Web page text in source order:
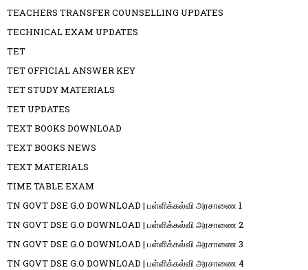
TEACHERS TRANSFER COUNSELLING UPDATES
TECHNICAL EXAM UPDATES
TET
TET OFFICIAL ANSWER KEY
TET STUDY MATERIALS
TET UPDATES
TEXT BOOKS DOWNLOAD
TEXT BOOKS NEWS
TEXT MATERIALS
TIME TABLE EXAM
TN GOVT DSE G.O DOWNLOAD | பள்ளிக்கல்வி அரசாணை 1
TN GOVT DSE G.O DOWNLOAD | பள்ளிக்கல்வி அரசாணை 2
TN GOVT DSE G.O DOWNLOAD | பள்ளிக்கல்வி அரசாணை 3
TN GOVT DSE G.O DOWNLOAD | பள்ளிக்கல்வி அரசாணை 4